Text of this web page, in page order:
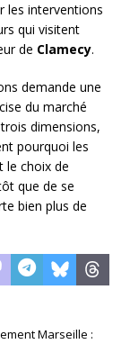
les interventions
qui visitent
de Clamecy.
demande une
du marché
dimensions,
pourquoi les
le choix de
que de se
bien plus de
Marseille :